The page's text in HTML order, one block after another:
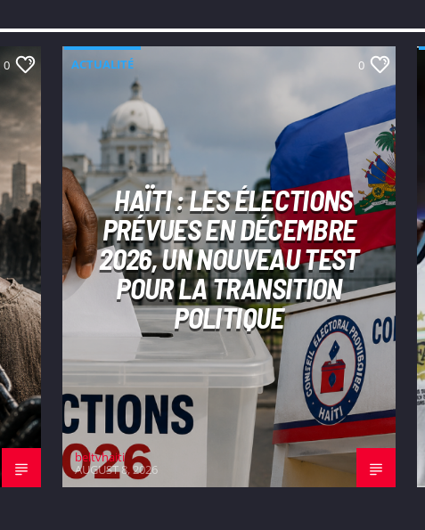
0 ACTUALITÉ 0
HAÏTI : LES ÉLECTIONS
PRÉVUES EN DÉCEMBRE
2026, UN NOUVEAU TEST
POUR LA TRANSITION
POLITIQUE
beltvhaiti
AUGUST 8, 2026